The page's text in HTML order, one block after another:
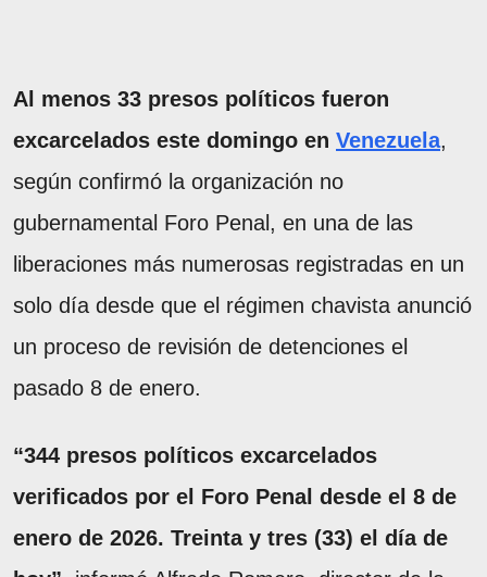
Al menos 33 presos políticos fueron
excarcelados este domingo en Venezuela,
según confirmó la organización no
gubernamental Foro Penal, en una de las
liberaciones más numerosas registradas en un
solo día desde que el régimen chavista anunció
un proceso de revisión de detenciones el
pasado 8 de enero.
“344 presos políticos excarcelados
verificados por el Foro Penal desde el 8 de
enero de 2026. Treinta y tres (33) el día de